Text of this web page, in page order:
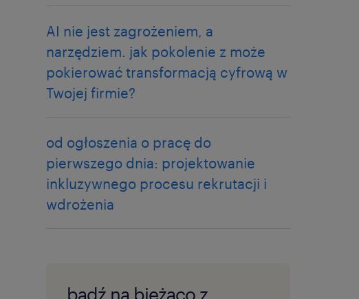
AI nie jest zagrożeniem, a
narzędziem. jak pokolenie z może
pokierować transformacją cyfrową w
Twojej firmie?
od ogłoszenia o pracę do
pierwszego dnia: projektowanie
inkluzywnego procesu rekrutacji i
wdrożenia
bądź na bieżąco z